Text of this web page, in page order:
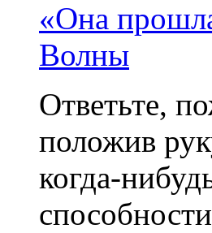
«Она
Волны
Ответьте,
положив
когда-